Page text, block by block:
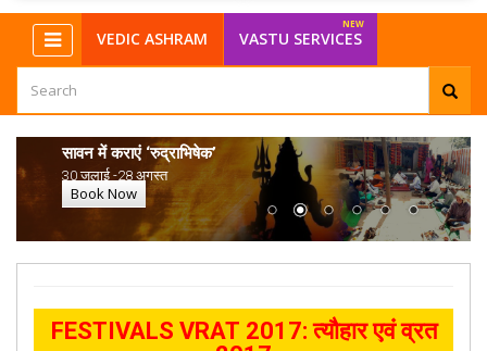
VEDIC ASHRAM VASTU SERVICES
सावन में कराएं ‘रुद्राभिषेक’
30 जुलाई -28 अगस्त
Book Now
FESTIVALS VRAT 2017: त्यौहार एवं व्रत